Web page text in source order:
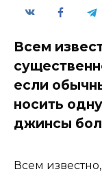
Всем
если
носить
джинсы
Всем